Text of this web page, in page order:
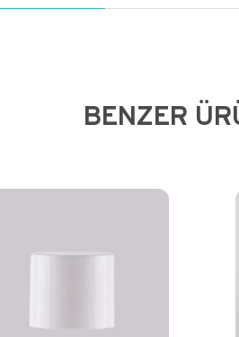
BENZER